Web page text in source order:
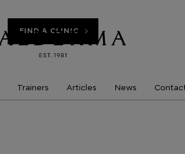
FIND A CLINIC
Trainers Articles News